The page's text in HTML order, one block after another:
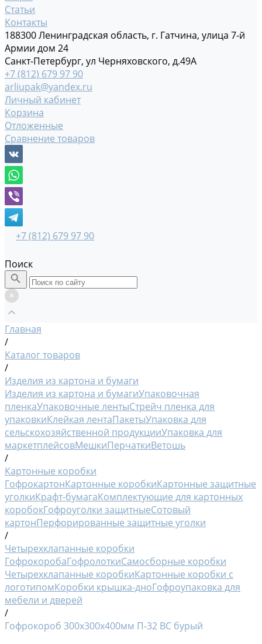
Статьи
Контакты
188300 Ленинградская область, г. Гатчина, улица 7-й
Армии дом 24
Санкт-Петербург, ул Черняховского, д.49А
+7 (812) 679 97 90
arliupak@yandex.ru
Личный кабинет
Корзина
Отложенные
Сравнение товаров
+7 (812) 679 97 90
Поиск
Главная
/
Каталог товаров
/
Изделия из картона и бумаги
Изделия из картона и бумагиУпаковочная
пленкаУпаковочные лентыСтрейч пленка для
упаковкиКлейкая лентаПакетыУпаковка для
сельскохозяйственной продукцииУпаковка для
маркетплейсовМешкиПерчаткиВетошь
/
Картонные коробки
ГофрокартонКартонные коробкиКартонные защитные
уголкиКрафт-бумагаКомплектующие для картонных
коробокГофроуголки защитныеСотовый
картонПерфорированные защитные уголки
/
Четырехклапанные коробки
ГофрокоробаГофролоткиСамосборные коробки
Четырехклапанные коробкиКартонные коробки с
логотипомКоробки крышка-дноГофроупаковка для
мебели и дверей
/
Гофрокороб 300х300х400мм П-32 ВС бурый